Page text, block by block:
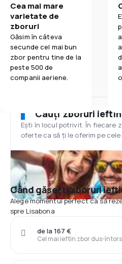
Cea mai mare
varietate de
zboruri
Găsim în câteva
secunde cel mai bun
zbor pentru tine de la
peste 500 de
companii aeriene.
Cauți zboruri
Ești în locul potrivit. În fiecare
oferte ca să ți le oferim pe cele
Când găsești zboruri
Alege momentul perfect ca să
spre Lisabona
Cel mai ieftin zbor dus-întors
de la 167 €